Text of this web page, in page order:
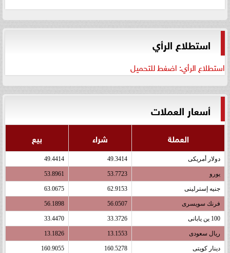
استطلاع الرأي
استطلاع الرأي: اضغط للتحميل
أسعار العملات
العملة شراء بيع
دولار أمريكى 49.3414
49.4414
يورو 53.7723
53.8961
جنيه إسترلينى 62.9153
63.0675
فرنك سويسرى 56.0507
56.1898
100 ين يابانى 33.3726
33.4470
ريال سعودى 13.1553
13.1826
دينار كويتى 160.5278
160.9055